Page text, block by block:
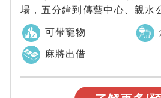
場，五分鐘到傳藝中心、親水
利澤老街旁親友聚會包棟最優
可帶寵物
麻將出借